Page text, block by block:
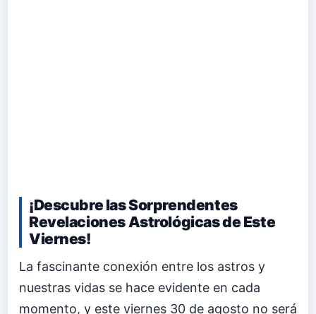
¡Descubre las Sorprendentes
Revelaciones Astrológicas de Este
Viernes!
La fascinante conexión entre los astros y
nuestras vidas se hace evidente en cada
momento, y este viernes 30 de agosto no será